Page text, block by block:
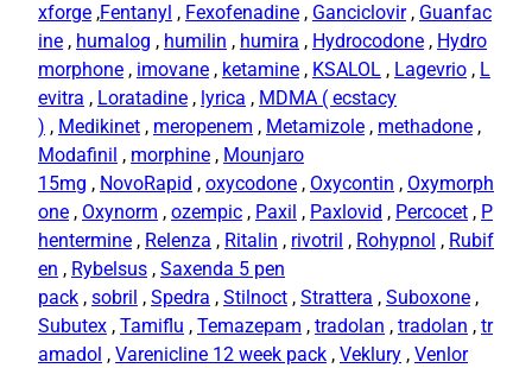
xforge ,Fentanyl , Fexofenadine , Ganciclovir, Guanfac
ine , humalog , humilin , humira , Hydrocodone , Hydro
morphone , imovane , ketamine , KSALOL , Lagevrio , L
evitra , Loratadine , lyrica , MDMA ( ecstacy
) , Medikinet , meropenem , Metamizole , methadone ,
Modafinil , morphine , Mounjaro
15mg , NovoRapid , oxycodone , Oxycontin , Oxymorph
one , Oxynorm , ozempic , Paxil , Paxlovid , Percocet , P
hentermine , Relenza , Ritalin , rivotril , Rohypnol , Rubif
en , Rybelsus , Saxenda 5 pen
pack , sobril , Spedra , Stilnoct , Strattera , Suboxone ,
Subutex , Tamiflu , Temazepam , tradolan , tradolan , tr
amadol , Varenicline 12 week pack , Veklury , Venlor